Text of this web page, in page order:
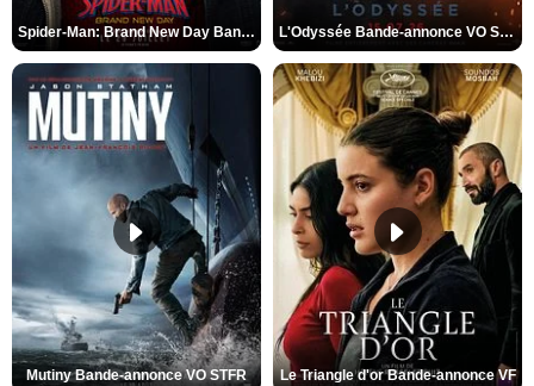
Spider-Man: Brand New Day Bande-annonce VO STFR L'Odyssée Bande-annonce VO STFR
Mutiny Bande-annonce VO STFR Le Triangle d'or Bande-annonce VF